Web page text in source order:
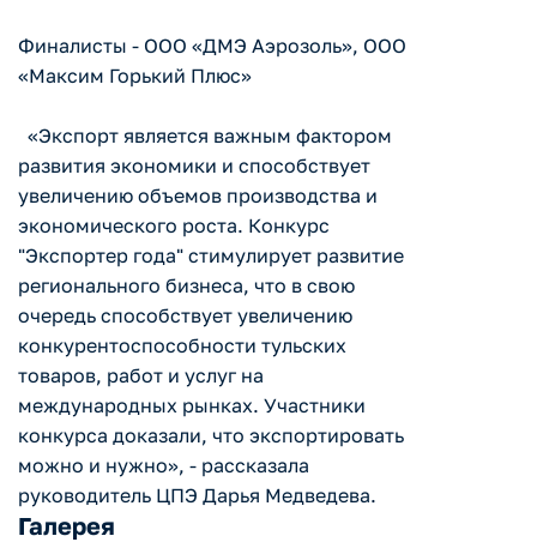
Финалисты - ООО «ДМЭ Аэрозоль», ООО
«Максим Горький Плюс»
«Экспорт является важным фактором
развития экономики и способствует
увеличению объемов производства и
экономического роста. Конкурс
"Экспортер года" стимулирует развитие
регионального бизнеса, что в свою
очередь способствует увеличению
конкурентоспособности тульских
товаров, работ и услуг на
международных рынках. Участники
конкурса доказали, что экспортировать
можно и нужно», - рассказала
руководитель ЦПЭ Дарья Медведева.
Галерея